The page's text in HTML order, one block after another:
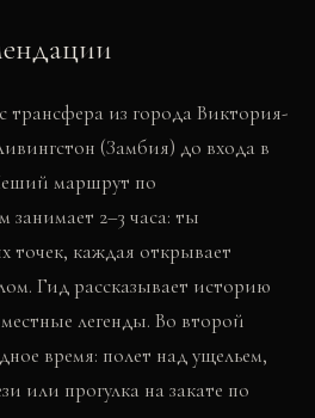
трансфера из города Виктория-
(Замбия) до входа в
маршрут по
2–3 часа: ты
точек, каждая открывает
Гид рассказывает историю
легенды. Во второй
время: полет над ущельем,
или прогулка на закате по